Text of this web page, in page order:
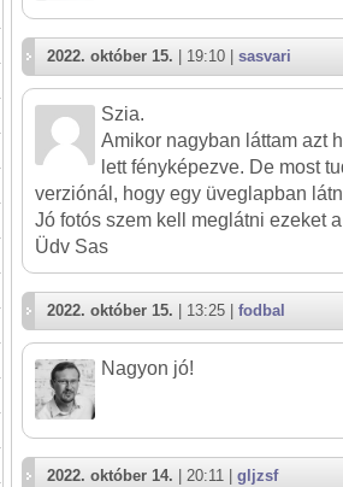
2022. október 15. | 19:10 | sasvari
Szia.
Amikor nagyban láttam azt
lett fényképezve. De most
verziónál, hogy egy üveglapban
Jó fotós szem kell meglátni ezeket
Üdv Sas
2022. október 15. | 13:25 | fodbal
Nagyon jó!
2022. október 14. | 20:11 | gljzsf